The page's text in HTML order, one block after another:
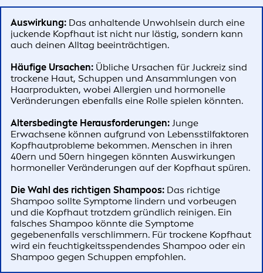
Auswirkung: Das anhaltende Unwohlsein durch eine
juckende Kopfhaut ist nicht nur lästig, sondern kann
auch deinen Alltag beeinträchtigen.
Häufige Ursachen: Übliche Ursachen für Juckreiz sind
trockene Haut, Schuppen und Ansammlungen von
Haarprodukten, wobei Allergien und hormonelle
Veränderungen ebenfalls eine Rolle spielen könnten.
Altersbedingte Herausforderungen: Junge
Erwachsene können aufgrund von Lebensstilfaktoren
Kopfhautprobleme bekommen. Menschen in ihren
40ern und 50ern hingegen könnten Auswirkungen
hormoneller Veränderungen auf der Kopfhaut spüren.
Die Wahl des richtigen Shampoos: Das richtige
Shampoo sollte Symptome lindern und vorbeugen
und die Kopfhaut trotzdem gründlich reinigen. Ein
falsches Shampoo könnte die Symptome
gegebenenfalls verschlimmern. Für trockene Kopfhaut
wird ein feuchtigkeitsspendendes Shampoo oder ein
Shampoo gegen Schuppen empfohlen.